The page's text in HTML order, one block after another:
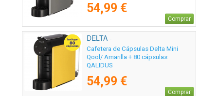
54,99 €
Comprar
DELTA -
Cafetera de Cápsulas Delta Mini
Qool/ Amarilla + 80 cápsulas
QALIDUS
54,99 €
Comprar